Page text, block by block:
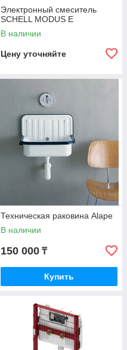
Электронный смеситель
SCHELL MODUS E
В наличии
Цену уточняйте
Техническая раковина Alape
В наличии
150 000 ₸
Купить